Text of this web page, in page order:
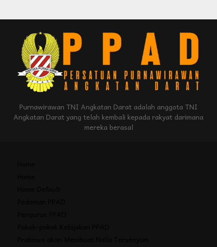
Purnawirawan TNI Angkatan Darat adalah anggota TNI
Angkatan Darat yang telah kembali kepada rakyat darimana
mereka berasal